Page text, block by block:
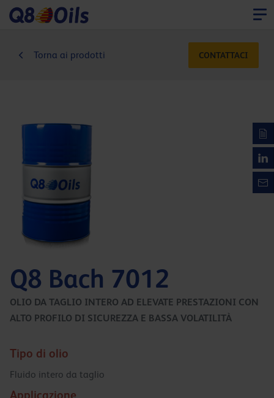
Torna ai prodotti CONTATTACI
Q8 Bach 7012
OLIO DA TAGLIO INTERO AD ELEVATE PRESTAZIONI CON
ALTO PROFILO DI SICUREZZA E BASSA VOLATILITÀ
Tipo di olio
Fluido intero da taglio